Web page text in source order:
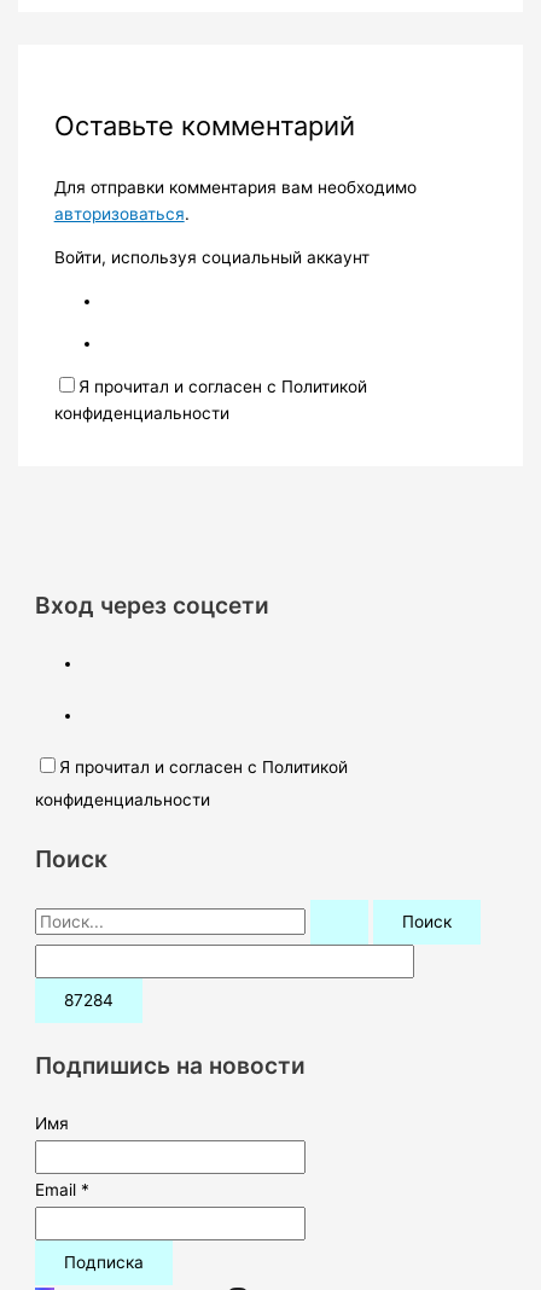
Оставьте комментарий
Для отправки комментария вам необходимо
авторизоваться.
Войти, используя социальный аккаунт
Я прочитал и согласен с Политикой
конфиденциальности
Вход через соцсети
Я прочитал и согласен с Политикой
конфиденциальности
Поиск
П
о
и
:Подпишись на новости
Имя
Email *